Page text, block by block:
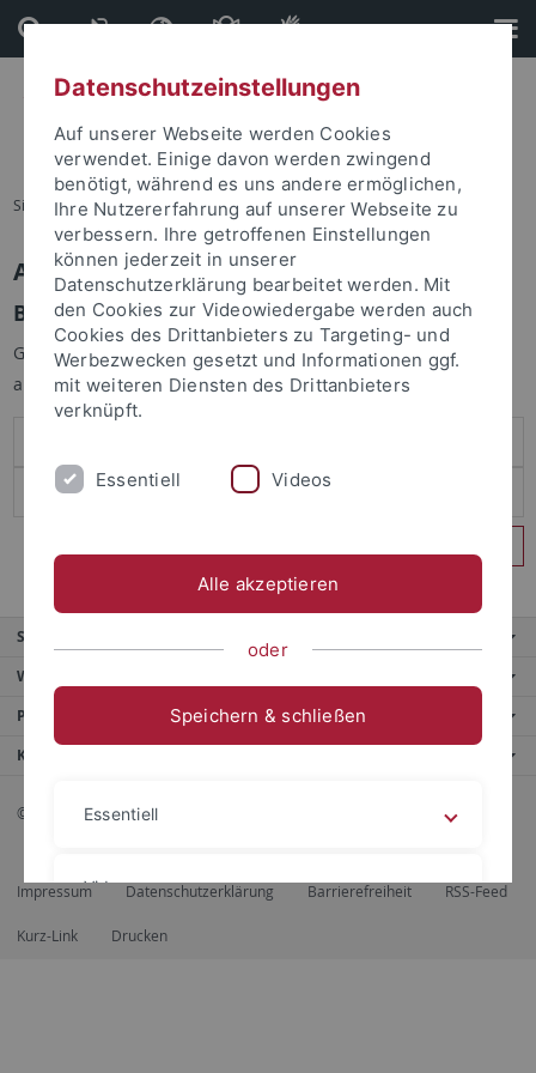
Direkt
zum
Inhalt
Direkt
zur
Fußleiste
Sie sind hier: Startseite
Anmelden
Benutzeranmeldung
Geben Sie Ihren Benutzernamen und Ihr Passwort an um sich
anzumelden:
Service
Weitere Angebote
Portale
Kontaktinfo
© 2026 Eberhard Karls Universität Tübingen, Tübingen
Impressum Datenschutzerklärung Barrierefreiheit RSS-Feed
Kurz-Link Drucken
Datenschutzeinstellungen
Auf unserer Webseite werden Cookies
verwendet. Einige davon werden zwingend
benötigt, während es uns andere ermöglichen,
Ihre Nutzererfahrung auf unserer Webseite zu
verbessern. Ihre getroffenen Einstellungen
können jederzeit in unserer
Datenschutzerklärung bearbeitet werden. Mit
den Cookies zur Videowiedergabe werden auch
Cookies des Drittanbieters zu Targeting- und
Werbezwecken gesetzt und Informationen ggf.
mit weiteren Diensten des Drittanbieters
verknüpft.
Essentiell Videos
Alle akzeptieren
oder
Speichern & schließen
Essentiell
Videos